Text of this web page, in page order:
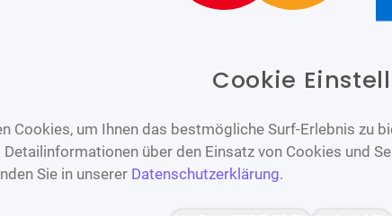
Cookie
Cookies, um Ihnen das bestmögliche Surf-Erlebnis zu
Detailinformationen über den Einsatz von Cookies und
Sie in unserer Datenschutzerklärung.